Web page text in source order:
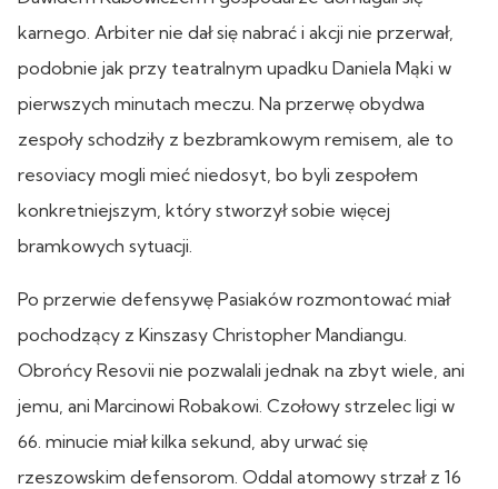
karnego. Arbiter nie dał się nabrać i akcji nie przerwał,
podobnie jak przy teatralnym upadku Daniela Mąki w
pierwszych minutach meczu. Na przerwę obydwa
zespoły schodziły z bezbramkowym remisem, ale to
resoviacy mogli mieć niedosyt, bo byli zespołem
konkretniejszym, który stworzył sobie więcej
bramkowych sytuacji.
Po przerwie defensywę Pasiaków rozmontować miał
pochodzący z Kinszasy Christopher Mandiangu.
Obrońcy Resovii nie pozwalali jednak na zbyt wiele, ani
jemu, ani Marcinowi Robakowi. Czołowy strzelec ligi w
66. minucie miał kilka sekund, aby urwać się
rzeszowskim defensorom. Oddal atomowy strzał z 16